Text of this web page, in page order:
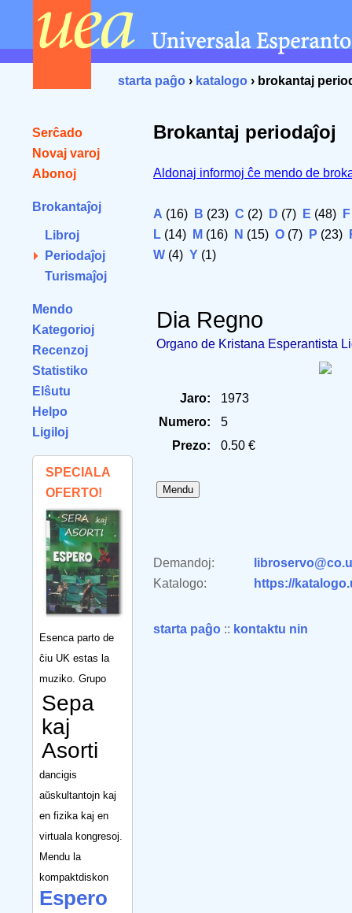
starta paĝo › katalogo › brokantaj
Serĉado
Novaj varoj
Abonoj
Brokantaĵoj
Libroj
Periodaĵoj
Turismaĵoj
Mendo
Kategorioj
Recenzoj
Statistiko
Elŝutu
Helpo
Ligiloj
SPECIALA
OFERTO!
Esenca parto de
ĉiu UK estas la
muziko. Grupo
Sepa
kaj
Asorti
dancigis
aŭskultantojn kaj
en fizika kaj en
virtuala kongresoj.
Mendu la
kompaktdiskon
Espero
Brokantaj periodaĵoj
Aldonaj informoj ĉe mendo de
A (16) B (23) C (2) D (7) E (48) F
L (14) M (16) N (15) O (7) P (23)
W (4) Y (1)
Dia Regno
Organo de Kristana Esperantista
Jaro:
1973
Numero:
5
Prezo:
0.50 €
Demandoj:
Katalogo:
https://
starta paĝo :: kontaktu nin